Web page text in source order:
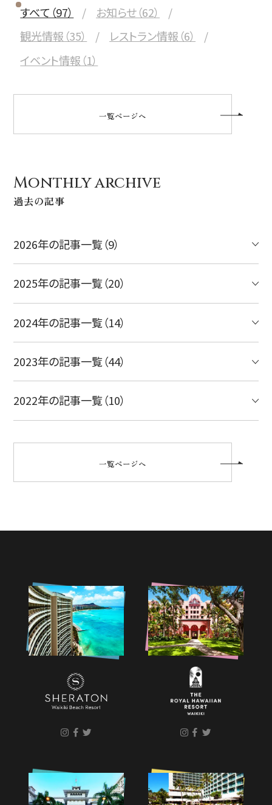
すべて（97）
お知らせ（62）
観光情報（35）
レストラン情報（6）
イベント情報（1）
一覧ページへ
Monthly archive
過去の記事
2026年の記事一覧（9）
2025年の記事一覧（20）
2024年の記事一覧（14）
2023年の記事一覧（44）
2022年の記事一覧（10）
一覧ページへ